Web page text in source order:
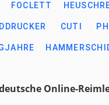
FOCLETT
CUTI
Online-